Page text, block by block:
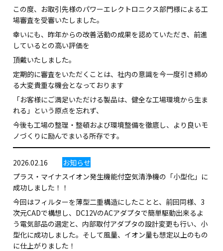
この度、お取引先様のパワーエレクトロニクス部門様による工
場審査を受審いたしました。
幸いにも、昨年からの改善活動の成果を認めていただき、前進
しているとの高い評価を
頂戴いたしました。
定期的に審査をいただくことは、社内の意識を今一度引き締め
る大変貴重な機会となっております
「お客様にご満足いただける製品は、健全な工場環境から生ま
れる」という原点を忘れず、
今後も工場の整理・整頓および環境整備を徹底し、より良いモ
ノづくりに励んでまいる所存です。
2026.02.16
お知らせ
プラス・マイナスイオン発生機能付空気清浄機の「小型化」に
成功しました！！
今回はフィルターを薄型二重構造にしたことと、前回同様、3
次元CADで構想し、DC12VのACアダプタで簡単駆動出来るよ
う電気部品の選定と、内部取付アダプタの設計変更も行い、小
型化に成功しました。そして風量、イオン量も想定以上のもの
に仕上がりました！